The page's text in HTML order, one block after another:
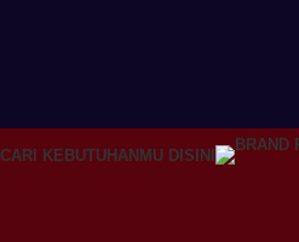
CARI KEBUTUHANMU DISINI